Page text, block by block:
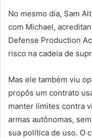
No mesmo dia, Sam
com Michael,
Defense Production
risco na cadeia de
Mas ele também viu
propôs um contrato
manter limites contra
armas autônomas,
sua política de uso. O